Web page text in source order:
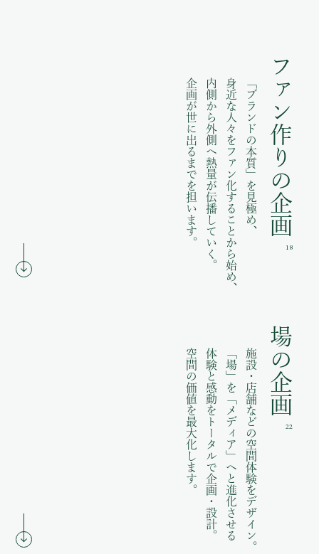
ファン作りの企画
18
「ブランドの本質」を見極め、
身近な人々をファン化することから始め、
内側から外側へ熱量が伝播していく。
企画が世に出るまでを担います。
場の企画
22
施設・店舗などの空間体験をデザイン。
「場」を「メディア」へと進化させる
体験と感動をトータルで企画・設計。
空間の価値を最大化します。